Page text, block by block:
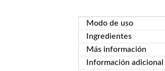
Modo de uso
Ingredientes
Más información
Información adicional